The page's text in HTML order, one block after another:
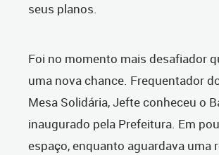
seus planos.
Foi no momento mais desafiador
uma nova chance. Frequentador
Mesa Solidária, Jefte conheceu o
inaugurado pela Prefeitura. Em
espaço, enquanto aguardava uma